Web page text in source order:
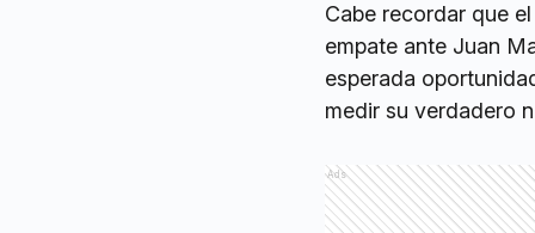
Cabe recordar que
empate ante Juan
esperada
medir su verdadero
Ads